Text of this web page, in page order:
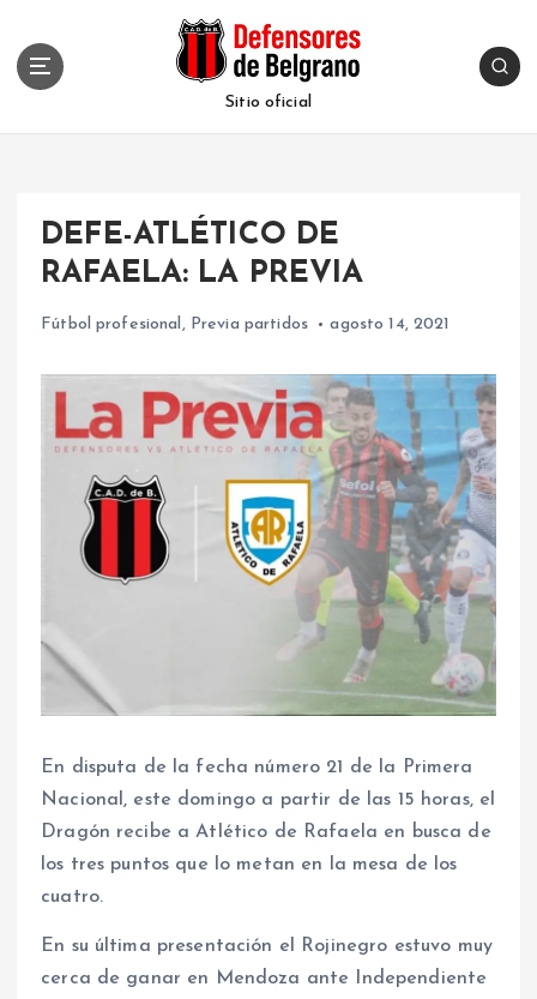
Sitio oficial
DEFE-ATLÉTICO DE
RAFAELA: LA PREVIA
Fútbol profesional, Previa partidos agosto 14, 2021
En disputa de la fecha número 21 de la Primera
Nacional, este domingo a partir de las 15 horas, el
Dragón recibe a Atlético de Rafaela en busca de
los tres puntos que lo metan en la mesa de los
cuatro.
En su última presentación el Rojinegro estuvo muy
cerca de ganar en Mendoza ante Independiente